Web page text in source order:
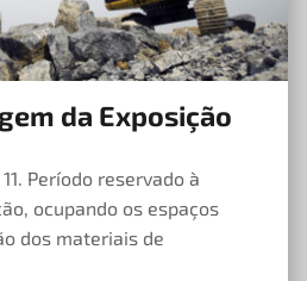
da Exposição
Período reservado à
ocupando os espaços
dos materiais de